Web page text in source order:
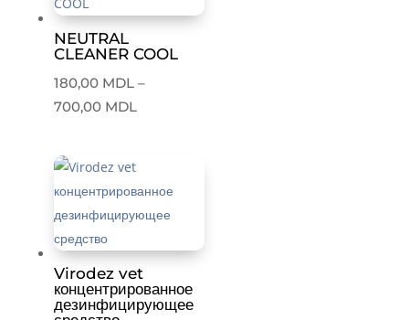
1.200,00 MDL
NEUTRAL
CLEANER COOL
180,00 MDL –
700,00 MDLPrice
through
700,00 MDL
Virodez vet
концентрированное
дезинфицирующее